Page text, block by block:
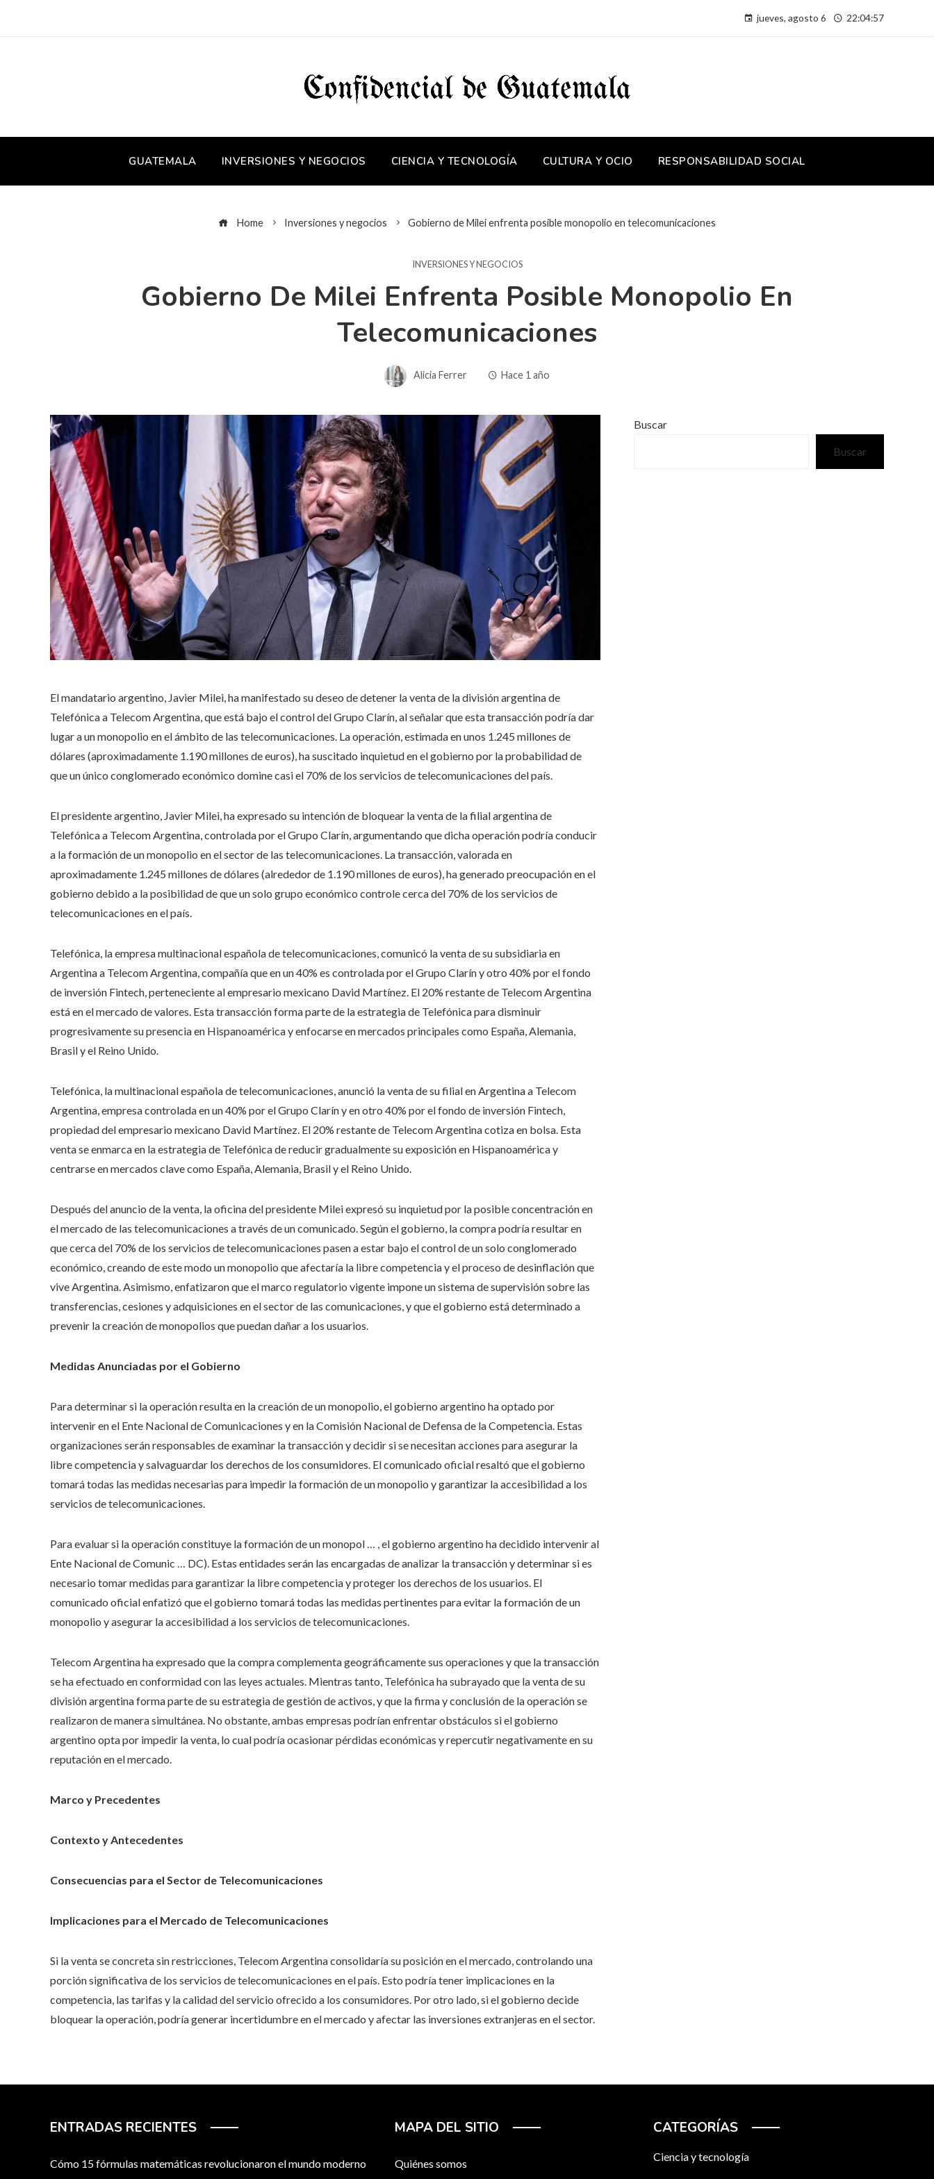
jueves, agosto 6 22:04:58
GUATEMALA INVERSIONES Y NEGOCIOS CIENCIA Y TECNOLOGÍA CULTURA Y OCIO RESPONSABILIDAD SOCIAL
Home Inversiones y negocios Gobierno de Milei enfrenta posible monopolio en telecomunicaciones
INVERSIONES Y NEGOCIOS
Gobierno De Milei Enfrenta Posible Monopolio En
Telecomunicaciones
Alicia Ferrer Hace 1 año
El mandatario argentino, Javier Milei, ha manifestado su deseo de detener la venta de la división argentina de
Telefónica a Telecom Argentina, que está bajo el control del Grupo Clarín, al señalar que esta transacción podría dar
lugar a un monopolio en el ámbito de las telecomunicaciones. La operación, estimada en unos 1.245 millones de
dólares (aproximadamente 1.190 millones de euros), ha suscitado inquietud en el gobierno por la probabilidad de
que un único conglomerado económico domine casi el 70% de los servicios de telecomunicaciones del país.
​El presidente argentino, Javier Milei, ha expresado su intención de bloquear la venta de la filial argentina de
Telefónica a Telecom Argentina, controlada por el Grupo Clarín, argumentando que dicha operación podría conducir
a la formación de un monopolio en el sector de las telecomunicaciones. La transacción, valorada en
aproximadamente 1.245 millones de dólares (alrededor de 1.190 millones de euros), ha generado preocupación en el
gobierno debido a la posibilidad de que un solo grupo económico controle cerca del 70% de los servicios de
telecomunicaciones en el país. ​
Telefónica, la empresa multinacional española de telecomunicaciones, comunicó la venta de su subsidiaria en
Argentina a Telecom Argentina, compañía que en un 40% es controlada por el Grupo Clarín y otro 40% por el fondo
de inversión Fintech, perteneciente al empresario mexicano David Martínez. El 20% restante de Telecom Argentina
está en el mercado de valores. Esta transacción forma parte de la estrategia de Telefónica para disminuir
progresivamente su presencia en Hispanoamérica y enfocarse en mercados principales como España, Alemania,
Brasil y el Reino Unido.
Telefónica, la multinacional española de telecomunicaciones, anunció la venta de su filial en Argentina a Telecom
Argentina, empresa controlada en un 40% por el Grupo Clarín y en otro 40% por el fondo de inversión Fintech,
propiedad del empresario mexicano David Martínez. El 20% restante de Telecom Argentina cotiza en bolsa. Esta
venta se enmarca en la estrategia de Telefónica de reducir gradualmente su exposición en Hispanoamérica y
centrarse en mercados clave como España, Alemania, Brasil y el Reino Unido.
Después del anuncio de la venta, la oficina del presidente Milei expresó su inquietud por la posible concentración en
el mercado de las telecomunicaciones a través de un comunicado. Según el gobierno, la compra podría resultar en
que cerca del 70% de los servicios de telecomunicaciones pasen a estar bajo el control de un solo conglomerado
económico, creando de este modo un monopolio que afectaría la libre competencia y el proceso de desinflación que
vive Argentina. Asimismo, enfatizaron que el marco regulatorio vigente impone un sistema de supervisión sobre las
transferencias, cesiones y adquisiciones en el sector de las comunicaciones, y que el gobierno está determinado a
prevenir la creación de monopolios que puedan dañar a los usuarios.
Medidas Anunciadas por el Gobierno
Para determinar si la operación resulta en la creación de un monopolio, el gobierno argentino ha optado por
intervenir en el Ente Nacional de Comunicaciones y en la Comisión Nacional de Defensa de la Competencia. Estas
organizaciones serán responsables de examinar la transacción y decidir si se necesitan acciones para asegurar la
libre competencia y salvaguardar los derechos de los consumidores. El comunicado oficial resaltó que el gobierno
tomará todas las medidas necesarias para impedir la formación de un monopolio y garantizar la accesibilidad a los
servicios de telecomunicaciones.
Para evaluar si la operación constituye la formación de un monopol … , el gobierno argentino ha decidido intervenir al
Ente Nacional de Comunic … DC). Estas entidades serán las encargadas de analizar la transacción y determinar si es
necesario tomar medidas para garantizar la libre competencia y proteger los derechos de los usuarios. El
comunicado oficial enfatizó que el gobierno tomará todas las medidas pertinentes para evitar la formación de un
monopolio y asegurar la accesibilidad a los servicios de telecomunicaciones. ​
Telecom Argentina ha expresado que la compra complementa geográficamente sus operaciones y que la transacción
se ha efectuado en conformidad con las leyes actuales. Mientras tanto, Telefónica ha subrayado que la venta de su
división argentina forma parte de su estrategia de gestión de activos, y que la firma y conclusión de la operación se
realizaron de manera simultánea. No obstante, ambas empresas podrían enfrentar obstáculos si el gobierno
argentino opta por impedir la venta, lo cual podría ocasionar pérdidas económicas y repercutir negativamente en su
reputación en el mercado.
Marco y Precedentes
Contexto y Antecedentes
Consecuencias para el Sector de Telecomunicaciones
Implicaciones para el Mercado de Telecomunicaciones
Si la venta se concreta sin restricciones, Telecom Argentina consolidaría su posición en el mercado, controlando una
porción significativa de los servicios de telecomunicaciones en el país. Esto podría tener implicaciones en la
competencia, las tarifas y la calidad del servicio ofrecido a los consumidores. Por otro lado, si el gobierno decide
bloquear la operación, podría generar incertidumbre en el mercado y afectar las inversiones extranjeras en el sector.
Buscar
Buscar
ENTRADAS RECIENTES
Cómo 15 fórmulas matemáticas revolucionaron el mundo moderno
MAPA DEL SITIO
Quiénes somos
CATEGORÍAS
Ciencia y tecnología